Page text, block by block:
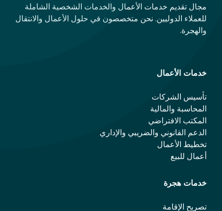
مجال تقديم خدمات الأعمال والخدمات الشخصية الشاملة
للعملاء الدوليين. نحن متخصصون في حلول الأعمال والانتقال
والهجرة.
خدمات الأعمال
تأسيس الشركات
المحاسبة والمالية
المكتب الافتراضي
الدعم القانوني والضريبي والإداري
تخطيط الأعمال
أعمال للبيع
خدمات هجرة
تصريح الإقامة